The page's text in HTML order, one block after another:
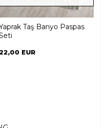
Taş Banyo Paspas
EUR